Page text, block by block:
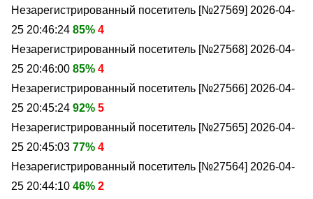
Незарегистрированный посетитель [№27569] 2026-04-
25 20:46:24 85% 4
Незарегистрированный посетитель [№27568] 2026-04-
25 20:46:00 85% 4
Незарегистрированный посетитель [№27566] 2026-04-
25 20:45:24 92% 5
Незарегистрированный посетитель [№27565] 2026-04-
25 20:45:03 77% 4
Незарегистрированный посетитель [№27564] 2026-04-
25 20:44:10 46% 2